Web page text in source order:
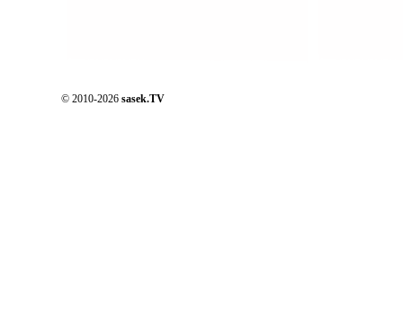
© 2010-2026 sasek.TV